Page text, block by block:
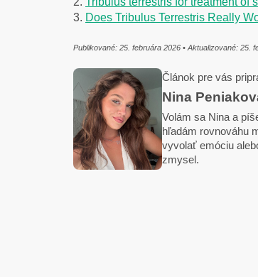
3. Does Tribulus Terrestris Really
Publikované: 25. februára 2026 • Aktualizované: 25.
Článok pre vás
Nina
Volám sa Nina a
hľadám rovnováhu
vyvolať emóciu
zmysel.